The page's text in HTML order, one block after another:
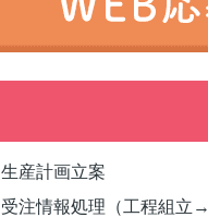
生産計画立案
受注情報処理（工程組立